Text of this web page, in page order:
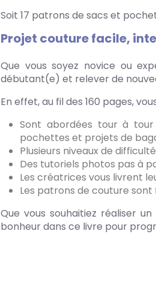
Soit 17 patrons de sacs et
Projet couture facile,
Que vous soyez novice ou
débutant(e) et relever de
En effet, au fil des 160 pages,
Sont abordées tour à
pochettes et projets de
Plusieurs niveaux de
Des tutoriels photos pas à
Les créatrices vous livrent
Les patrons de couture
Que vous souhaitiez réaliser
bonheur dans ce livre pour